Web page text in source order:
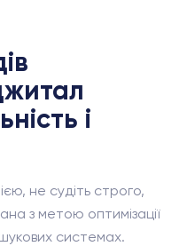
і
не судіть строго,
з метою оптимізації
системах.